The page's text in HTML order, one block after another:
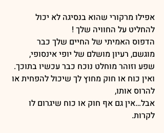
אפילו מרקורי שהוא בנסיגה לא יכול
להחליט על החוויה שלך !
הדפוס האמיתי של החיים שלך כבר
מוגשם, רעיון מושלם של יופי אינסופי,
שפע וזוהר מוחלט נוכח כבר עכשיו בתוכך.
ואין כוח או חוק מחוץ לך שיכול להפחית או
להרוס אותו,
אבל…אין גם אף חוק או כוח שיגרום לו
לקרות.